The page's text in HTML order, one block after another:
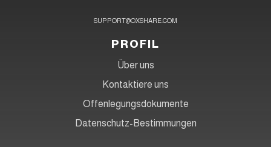
SUPPORT@OXSHARE.COM
PROFIL
Über uns
Kontaktiere uns
Offenlegungsdokumente
Datenschutz-Bestimmungen